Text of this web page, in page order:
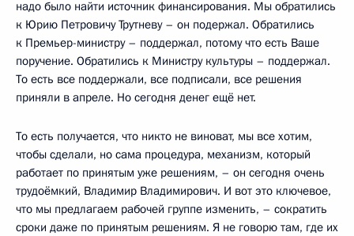
надо было найти источник финансирования. Мы обратились
к Юрию Петровичу Трутневу – он подержал. Обратились
к Премьер-министру – поддержал, потому что есть Ваше
поручение. Обратились к Министру культуры – поддержал.
То есть все поддержали, все подписали, все решения
приняли в апреле. Но сегодня денег ещё нет.
То есть получается, что никто не виноват, мы все хотим,
чтобы сделали, но сама процедура, механизм, который
работает по принятым уже решениям, – он сегодня очень
трудоёмкий, Владимир Владимирович. И вот это ключевое,
что мы предлагаем рабочей группе изменить, – сократить
сроки даже по принятым решениям. Я не говорю там, где их